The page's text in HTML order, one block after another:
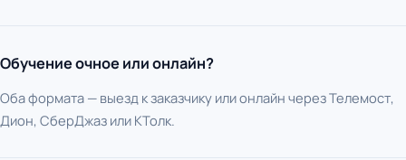
Обучение очное или онлайн?
Оба формата — выезд к заказчику или онлайн через Телемост,
Дион, СберДжаз или КТолк.